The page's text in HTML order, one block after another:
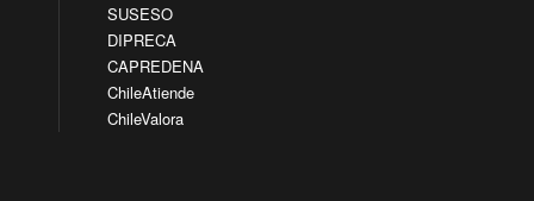
SUSESO
DIPRECA
CAPREDENA
ChileAtiende
ChileValora